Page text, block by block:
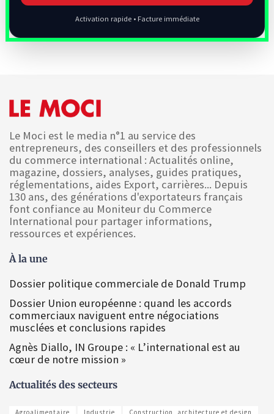
Activation rapide • Facture immédiate
Le Moci est le media n°1 au service des
entrepreneurs, des conseillers et des professionnels
du commerce international : Actualités online,
magazine, dossiers, analyses, guides pratiques,
réglementations, aides Export, carrières... Depuis
130 ans, des générations d'exportateurs français
font confiance au Moniteur du Commerce
International pour partager informations,
ressources et expériences.
À la une
Dossier politique commerciale de Donald Trump
Dossier Union européenne : quand les accords
commerciaux naviguent entre négociations
musclées et conclusions rapides
Agnès Diallo, IN Groupe : « L’international est au
cœur de notre mission »
Actualités des secteurs
Agroalimentaire Industrie Construction, architecture et design